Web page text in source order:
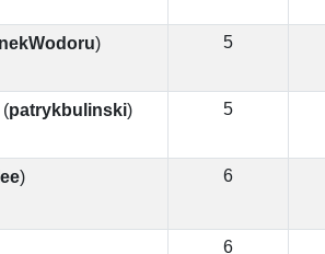
) 5
(patrykbulinski) 5
) 6
6